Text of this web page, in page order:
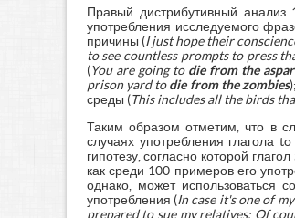
Правый дистрибутивный
употребления исследуемого
причины (I just hope their
to see countless prompts to press
(You are going to die from the
prison yard todie from the zombies
среды (This includes all the birds
Таким образом отметим, что в
случаях употребления глагола to
гипотезу, согласно которой глагол
как среди 100 примеров его
однако, может использоваться
употребления (In case it's one of
prepared to sue my relatives; Of